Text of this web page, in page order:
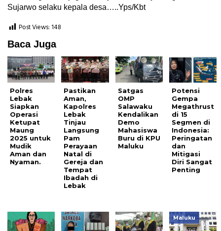
Sujarwo selaku kepala desa…..Yps/Kbt
Post Views: 148
Baca Juga
Polres
Lebak
Siapkan
Operasi
Ketupat
Maung
2025 untuk
Mudik
Aman dan
Nyaman.
Pastikan
Aman,
Kapolres
Lebak
Tinjau
Langsung
Pam
Perayaan
Natal di
Gereja dan
Tempat
Ibadah di
Lebak
Satgas
OMP
Salawaku
Kendalikan
Demo
Mahasiswa
Buru di KPU
Maluku
Potensi
Gempa
Megathrust
di 15
Segmen di
Indonesia:
Peringatan
dan
Mitigasi
Diri Sangat
Penting
Maluku